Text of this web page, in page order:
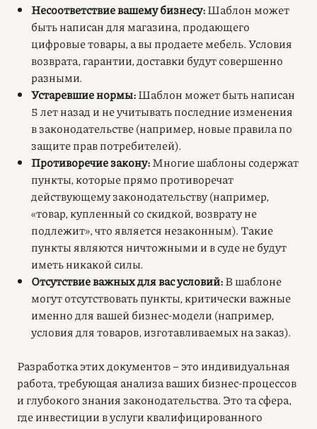
Несоответствие вашему бизнесу:Шаблон может
быть написан для магазина, продающего
цифровые товары, а вы продаете мебель. Условия
возврата, гарантии, доставки будут совершенно
разными.
Устаревшие нормы:Шаблон может быть написан
5 лет назад и не учитывать последние изменения
в законодательстве (например, новые правила по
защите прав потребителей).
Противоречие закону:Многие шаблоны содержат
пункты, которые прямо противоречат
действующему законодательству (например,
«товар, купленный со скидкой, возврату не
подлежит», что является незаконным). Такие
пункты являются ничтожными и в суде не будут
иметь никакой силы.
Отсутствие важных для вас условий:В шаблоне
могут отсутствовать пункты, критически важные
именно для вашей бизнес-модели (например,
условия для товаров, изготавливаемых на заказ).
Разработка этих документов – это индивидуальная
работа, требующая анализа ваших бизнес-процессов
и глубокого знания законодательства. Это та сфера,
где инвестиции в услуги квалифицированного